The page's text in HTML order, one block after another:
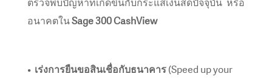
อนาคตในSage 300 CashView
• เร่งการยืนขอสินเชื่อกับธนาคาร(Speed up your